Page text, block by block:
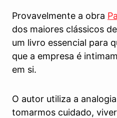
Provavelmente a obra
dos maiores clássicos
um livro essencial para
que a empresa é
em si.
O autor utiliza a
tomarmos cuidado,